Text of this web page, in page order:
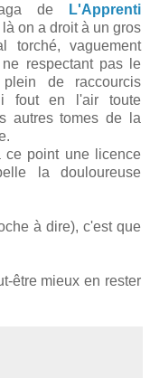
de
L'Apprenti
là on a droit à un gros
torché, vaguement
respectant pas le
de raccourcis
fout en l'air toute
autres tomes de la
ce point une licence
la douloureuse
à dire), c'est que
être mieux en rester